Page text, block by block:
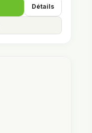
Détails